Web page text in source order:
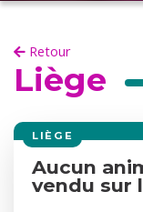
Retour
Liège
Aucun
vendu sur
LIÈGE